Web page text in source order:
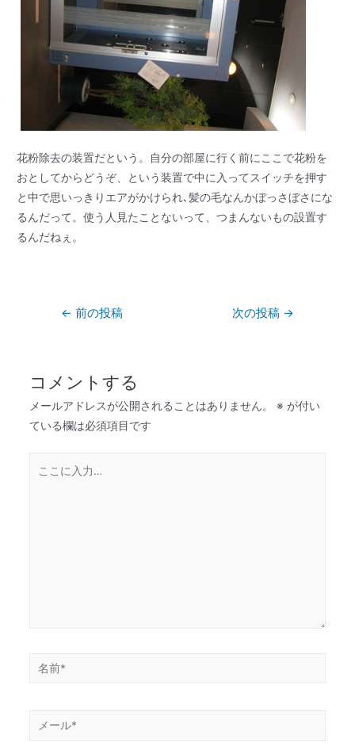
花粉除去の装置だという。自分の部屋に行く前にここで花粉を
おとしてからどうぞ、という装置で中に入ってスイッチを押す
と中で思いっきりエアがかけられ､髪の毛なんかぼっさぼさにな
るんだって。使う人見たことないって、つまんないもの設置す
るんだねぇ。
← 前の投稿 次の投稿 →
コメントする
メールアドレスが公開されることはありません。 ※ が付い
ている欄は必須項目です